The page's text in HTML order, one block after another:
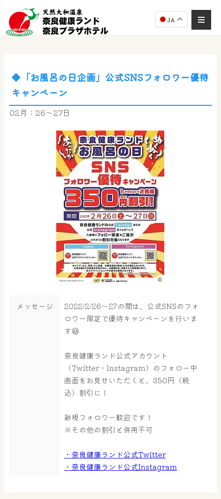
JA
◆「お風呂の日企画」公式SNSフォロワー優待
キャンペーン
02月：26～27日
メッセージ
2022/2/26～27の間は、公式SNSのフォ
ロワー限定で優待キャンペーンを行いま
す😆
奈良健康ランド公式アカウント
（Twitter・Instagram）のフォロー中
画面をお見せいただくと、350円（税
込）割引に！
新規フォロワー歓迎です！
※その他の割引と併用不可
・奈良健康ランド公式Twitter
・奈良健康ランド公式Instagram
AIコンシェルジュ
ご質問をお伺いします。